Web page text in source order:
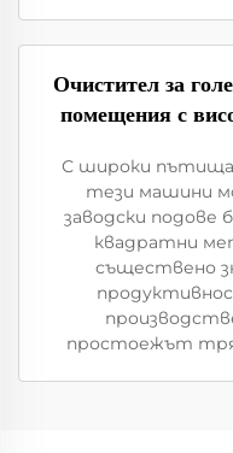
Очистител за
помещения с
С широки пътища
тези машини
заводски подове
квадратни
съществено
простоежът